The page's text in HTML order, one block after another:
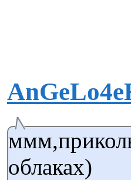
облаках)